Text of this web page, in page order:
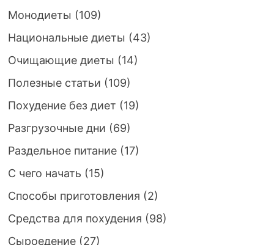
Монодиеты (109)
Национальные диеты (43)
Очищающие диеты (14)
Полезные статьи (109)
Похудение без диет (19)
Разгрузочные дни (69)
Раздельное питание(17)
С чего начать (15)
Способы приготовления (2)
Средства для похудения (98)
Сыроедение(27)